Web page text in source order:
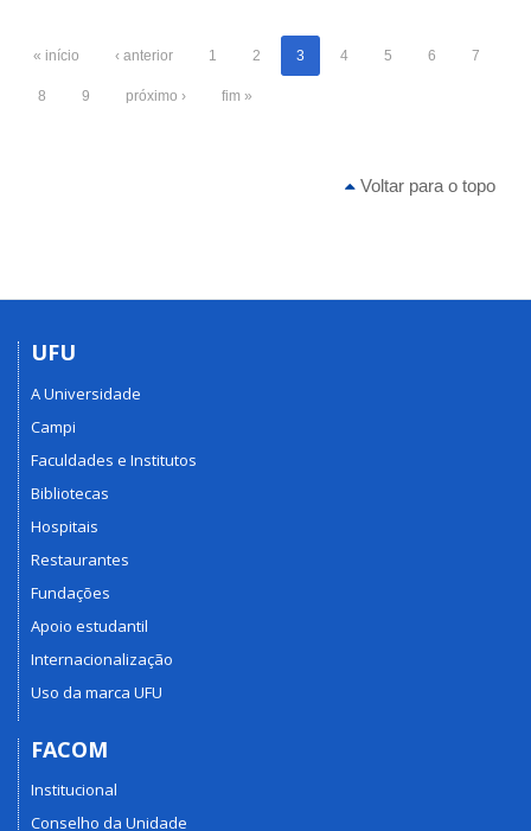
« início ‹ anterior 1 2 3 4 5 6 7
8 9 próximo › fim »
Voltar para o topo
UFU
A Universidade
Campi
Faculdades e Institutos
Bibliotecas
Hospitais
Restaurantes
Fundações
Apoio estudantil
Internacionalização
Uso da marca UFU
FACOM
Institucional
Conselho da Unidade